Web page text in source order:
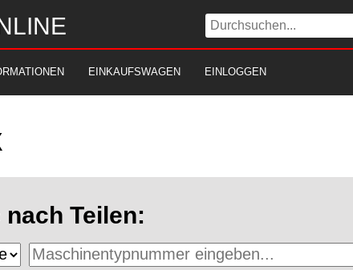
EINKAUFSWAGEN EINLOGGEN
nach Teilen: